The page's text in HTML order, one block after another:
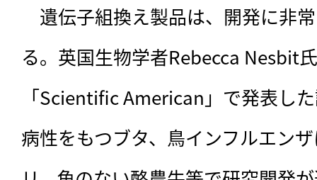
遺伝子組換え製品は、開発に非
る。英国生物学者Rebecca Nesbit
「Scientific American」で発表し
病性をもつブタ、鳥インフルエン